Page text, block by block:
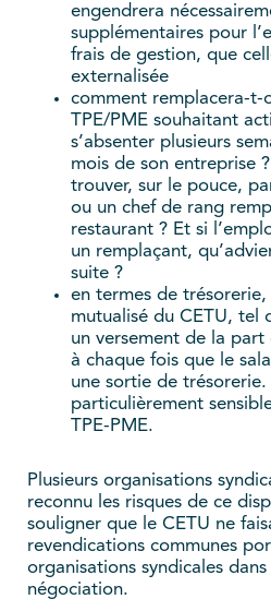
engendrera
supplémentaires pour
frais de gestion, que
externalisée
comment remplacera-t-
TPE/PME souhaitant
s’absenter plusieurs
mois de son entreprise
trouver, sur le pouce,
ou un chef de rang
restaurant ? Et si
un remplaçant,
suite ?
en termes de
mutualisé du CETU, tel
un versement de la part
à chaque fois que le
une sortie de trésorerie.
particulièrement
TPE-PME.
Plusieurs organisations
reconnu les risques de ce
souligner que le CETU ne
revendications communes
organisations syndicales
négociation.